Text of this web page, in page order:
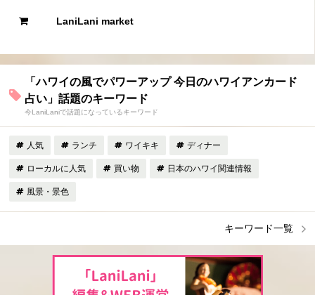
LaniLani market
「ハワイの風でパワーアップ 今日のハワイアンカード
占い」話題のキーワード
今LaniLaniで話題になっているキーワード
人気 ランチ ワイキキ ディナー
ローカルに人気 買い物 日本のハワイ関連情報
風景・景色
キーワード一覧